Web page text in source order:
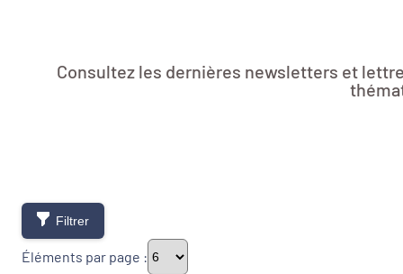
Consultez les dernières newsletters et
Filtrer
Éléments par page :